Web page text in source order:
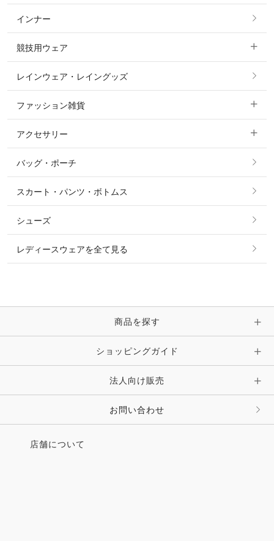
ニーグリップ・膝革 キュロット
ポロシャツ
カットソー・Tシャツ・タンクトップ
ニット・セーター
シャツ・ブラウス・ワンピース
すべてのアウター
コート
ジャケット・ブルゾン
インナー
競技用ウェア
すべての競技用ウェア
ショージャケット
ショーシャツ
レインウェア・レイングッズ
ファッション雑貨
すべてのファッション雑貨
ソックス
ベルト
時計・財布・キーケース・革小物
キーホルダー・チャーム・ストラップ
その他 ファッション雑貨
アクセサリー
すべてのアクセサリー
リング
ピアス・イヤリング
ピン・ブローチ・コサージュ
その他 アクセサリー
バッグ・ポーチ
スカート・パンツ・ボトムス
シューズ
レディースウェアを全て見る
商品を探す
ショッピングガイド
法人向け販売
お問い合わせ
店舗について